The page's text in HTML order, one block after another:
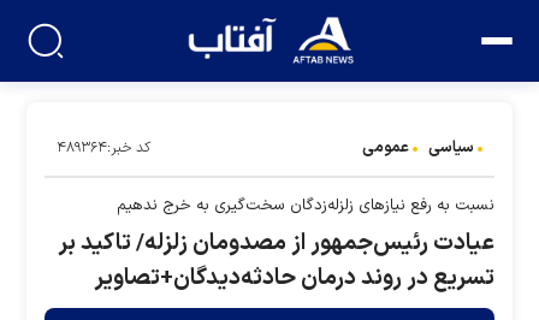
سیاسی عمومی کد خبر:۴۸۹۳۶۴
نسبت به رفع نیازهای زلزله‌زدگان سخت‌گیری به خرج ندهیم
عیادت رئیس‌جمهور از مصدومان زلزله/ تاکید بر
تسریع در روند درمان حادثه‌دیدگان+تصاویر